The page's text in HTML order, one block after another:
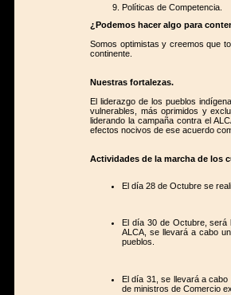
Políticas de Competencia.
¿Podemos hacer algo para
Somos optimistas y creemos que
continente.
Nuestras fortalezas.
El liderazgo de los pueblos
vulnerables, más oprimidos y
liderando la campaña contra el
efectos nocivos de ese acuerdo
Actividades de la marcha de los
El día 28 de Octubre se
El día 30 de Octubre, será
ALCA, se llevará a cabo
pueblos.
El día 31, se llevará a cabo
de ministros de Comercio